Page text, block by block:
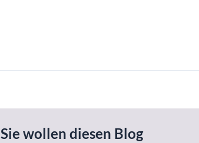
Sie wollen diesen Blog